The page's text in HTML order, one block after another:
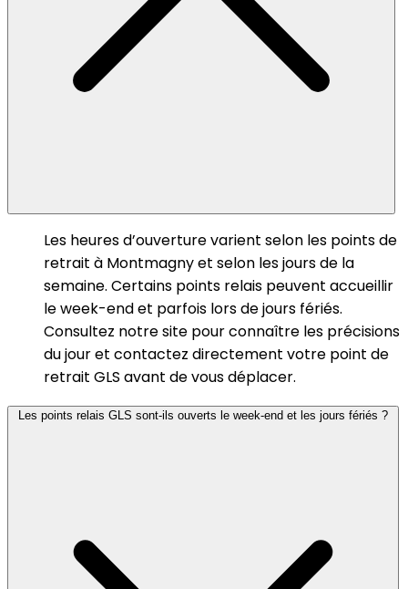
Les heures d’ouverture varient selon les points de
retrait à Montmagny et selon les jours de la
semaine. Certains points relais peuvent accueillir
le week-end et parfois lors de jours fériés.
Consultez notre site pour connaître les précisions
du jour et contactez directement votre point de
retrait GLS avant de vous déplacer.
Les points relais GLS sont-ils ouverts le week-end et les jours fériés ?